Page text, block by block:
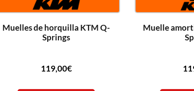
Muelles de horquilla KTM Q-
Springs
119,00€
Muelle